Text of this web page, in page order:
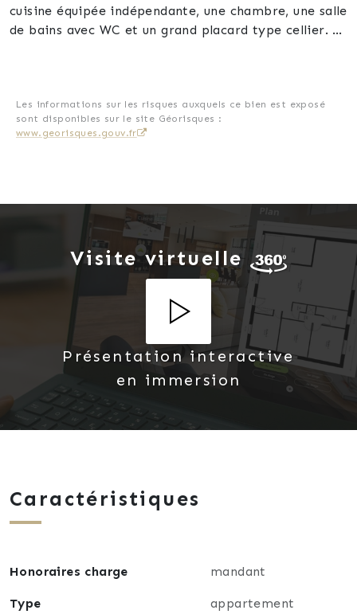
cuisine équipée indépendante, une chambre, une salle
de bains avec WC et un grand placard type cellier.
à l'abri des regards. Parties communes refaites en
2022.
Les informations sur les risques auxquels ce bien est exposé
sont disponibles sur le site Géorisques :
www.georisques.gouv.fr
Visite virtuelle
Présentation interactive
en immersion
Caractéristiques
Honoraires charge mandant
Type appartement